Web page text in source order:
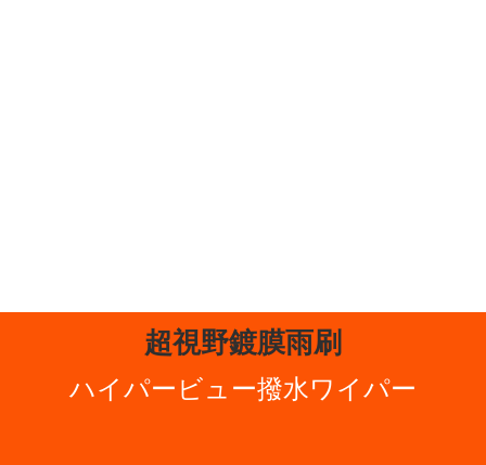
超視野鍍膜雨刷
ハイパービュー撥水ワイパー